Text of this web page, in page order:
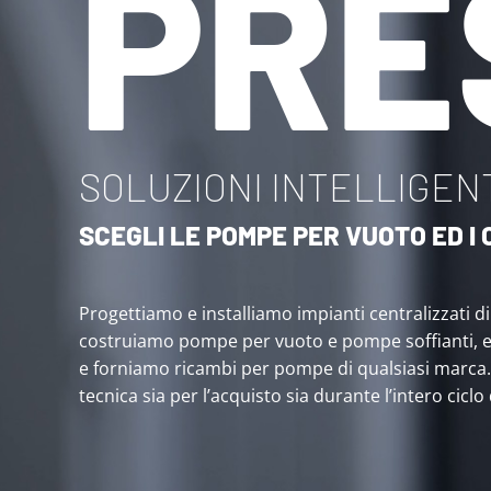
SOLUZIONI
SCEGLI LE POMPE PER VUOTO ED
Progettiamo e installiamo impianti centralizzati
costruiamo pompe per vuoto e pompe soffianti,
e forniamo ricambi per pompe di qualsiasi
tecnica sia per l’acquisto sia durante l’intero